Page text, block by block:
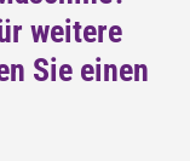
weitere
Sie einen